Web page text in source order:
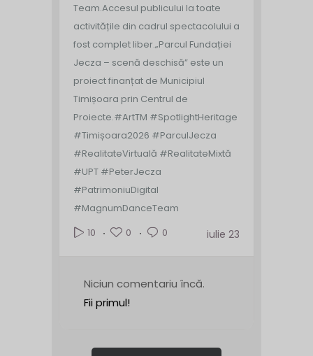
Team.Accesul publicului la toate
activitățile din cadrul spectacolului a
fost complet liber.„Parcul Fundației
Jecza – scenă deschisă” este un
proiect finanțat de Municipiul
Timișoara prin Centrul de
Proiecte.#ArtTM #SpotlightHeritage
#Timișoara2026 #ParculJecza
#RealitateVirtuală #RealitateMixtă
#UPT #PeterJecza
#PatrimoniuDigital
#MagnumDanceTeam
10
0 0 iulie 23
Niciun comentariu încă.
Fii primul!